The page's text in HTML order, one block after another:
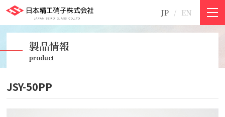
JP EN
製品情報
product
JSY-50PP
©2011-2021 日本精工硝子株式会社